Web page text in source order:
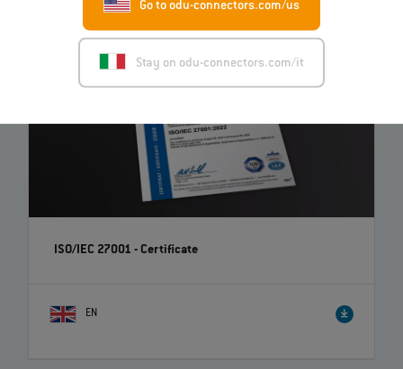
Go to odu-connectors.com/us
Stay on odu-connectors.com/it
ISO/IEC 27001 - Certificate
EN